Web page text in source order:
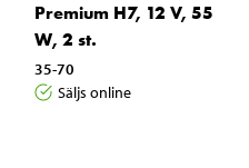
Premium H7, 12 V, 55
W, 2 st.
35-70
Säljs online